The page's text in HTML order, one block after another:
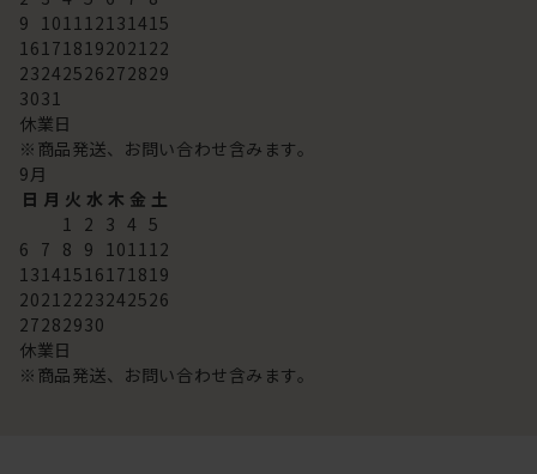
9
10 11 12 13 14 15
16 17 18 192021 22
23242526272829
3031
休業日
※商品発送、お問い合わせ含みます。
9 月
日 月 火 水 木 金 土
1
2 3 4 5
6 7 8 9 10 11 12
13 14 15 16 17 18 19
2021 2223242526
27282930
休業日
※商品発送、お問い合わせ含みます。